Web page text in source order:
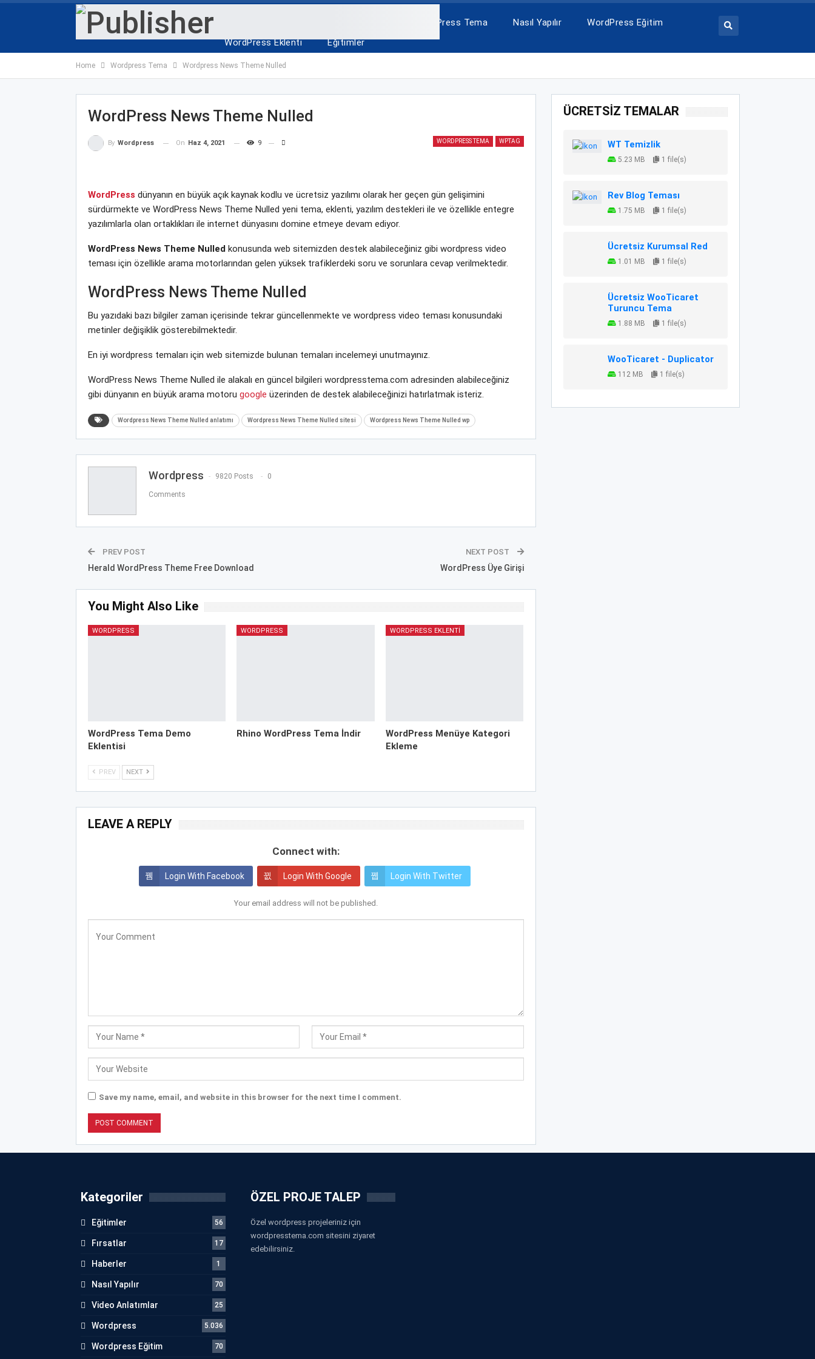
WordPress Tema Nasıl Yapılır
WordPress Eğitim
WordPress Eklenti
Eğitimler
Home Wordpress Tema Wordpress News Theme Nulled
WordPress News Theme Nulled
WORDPRESS TEMA WPTAG
By Wordpress On Haz 4, 2021 9
WordPress dünyanın en büyük açık kaynak kodlu ve ücretsiz yazılımı olarak her geçen gün gelişimini
sürdürmekte ve WordPress News Theme Nulled yeni tema, eklenti, yazılım destekleri ile ve özellikle entegre
yazılımlarla olan ortaklıkları ile internet dünyasını domine etmeye devam ediyor.
WordPress News Theme Nulledkonusunda web sitemizden destek alabileceğiniz gibi wordpress video
teması için özellikle arama motorlarından gelen yüksek trafiklerdeki soru ve sorunlara cevap verilmektedir.
WordPress News Theme Nulled
Bu yazıdaki bazı bilgiler zaman içerisinde tekrar güncellenmekte ve wordpress video teması konusundaki
metinler değişiklik gösterebilmektedir.
En iyi wordpress temaları için web sitemizde bulunan temaları incelemeyi unutmayınız.
WordPress News Theme Nulled ile alakalı en güncel bilgileri wordpresstema.com adresinden alabileceğiniz
gibi dünyanın en büyük arama motoru google üzerinden de destek alabileceğinizi hatırlatmak isteriz.
Wordpress News Theme Nulled anlatımı Wordpress News Theme Nulled sitesi Wordpress News Theme Nulled wp
Wordpress 9820 Posts 0
Comments
PREV POST
Herald WordPress Theme Free Download
NEXT POST
WordPress Üye Girişi
You Might Also Like
WORDPRESS
WordPress Tema Demo
Eklentisi
WORDPRESS
Rhino WordPress Tema İndir
WORDPRESS EKLENTI
WordPress Menüye Kategori
Ekleme
PREV NEXT
LEAVE A REPLY
Connect with:
Login With Facebook Login With Google Login With Twitter
Your email address will not be published.
Save my name, email, and website in this browser for the next time I comment.
ÜCRETSİZ TEMALAR
WT Temizlik
5.23 MB 1 file(s)
Rev Blog Teması
1.75 MB 1 file(s)
Ücretsiz Kurumsal Red
1.01 MB 1 file(s)
Ücretsiz WooTicaret
Turuncu Tema
1.88 MB 1 file(s)
WooTicaret - Duplicator
112 MB 1 file(s)
Kategoriler
Eğitimler 56
Fırsatlar 17
Haberler 1
Nasıl Yapılır 70
Video Anlatımlar 25
Wordpress 5.036
Wordpress Eğitim 70
ÖZEL PROJE TALEP
Özel wordpress projeleriniz için
wordpresstema.com sitesini ziyaret
edebilirsiniz.